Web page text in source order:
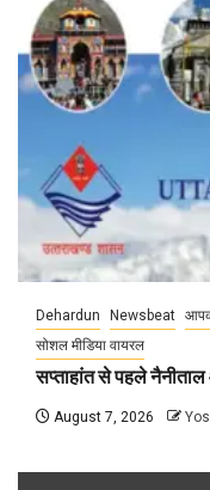
Dehardun Newsbeat
सोशल मीडिया वायरल
सप्ताहांत से पहले नैनीताल
August 7, 2026